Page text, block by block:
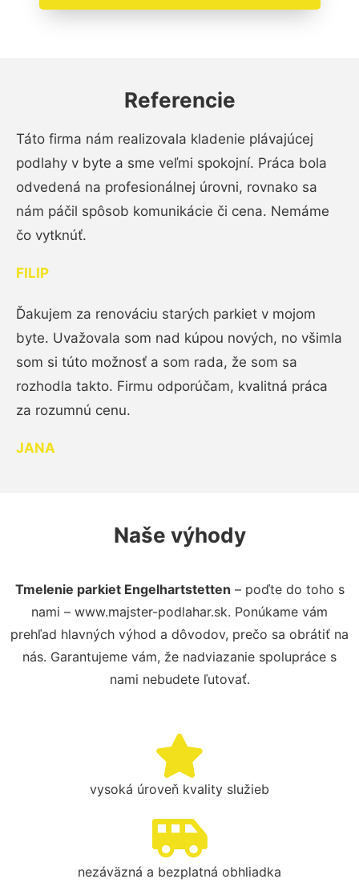
Referencie
Táto firma nám realizovala kladenie plávajúcej
podlahy v byte a sme veľmi spokojní. Práca bola
odvedená na profesionálnej úrovni, rovnako sa
nám páčil spôsob komunikácie či cena. Nemáme
čo vytknúť.
FILIP
Ďakujem za renováciu starých parkiet v mojom
byte. Uvažovala som nad kúpou nových, no všimla
som si túto možnosť a som rada, že som sa
rozhodla takto. Firmu odporúčam, kvalitná práca
za rozumnú cenu.
JANA
Naše výhody
Tmelenie parkiet Engelhartstetten – poďte do toho s
nami – www.majster-podlahar.sk. Ponúkame vám
prehľad hlavných výhod a dôvodov, prečo sa obrátiť na
nás. Garantujeme vám, že nadviazanie spolupráce s
nami nebudete ľutovať.
vysoká úroveň kvality služieb
nezáväzná a bezplatná obhliadka